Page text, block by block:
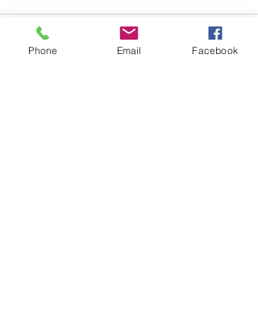
【過去の展覧会】浅草石
コメントを追加…
Phone Email Facebook